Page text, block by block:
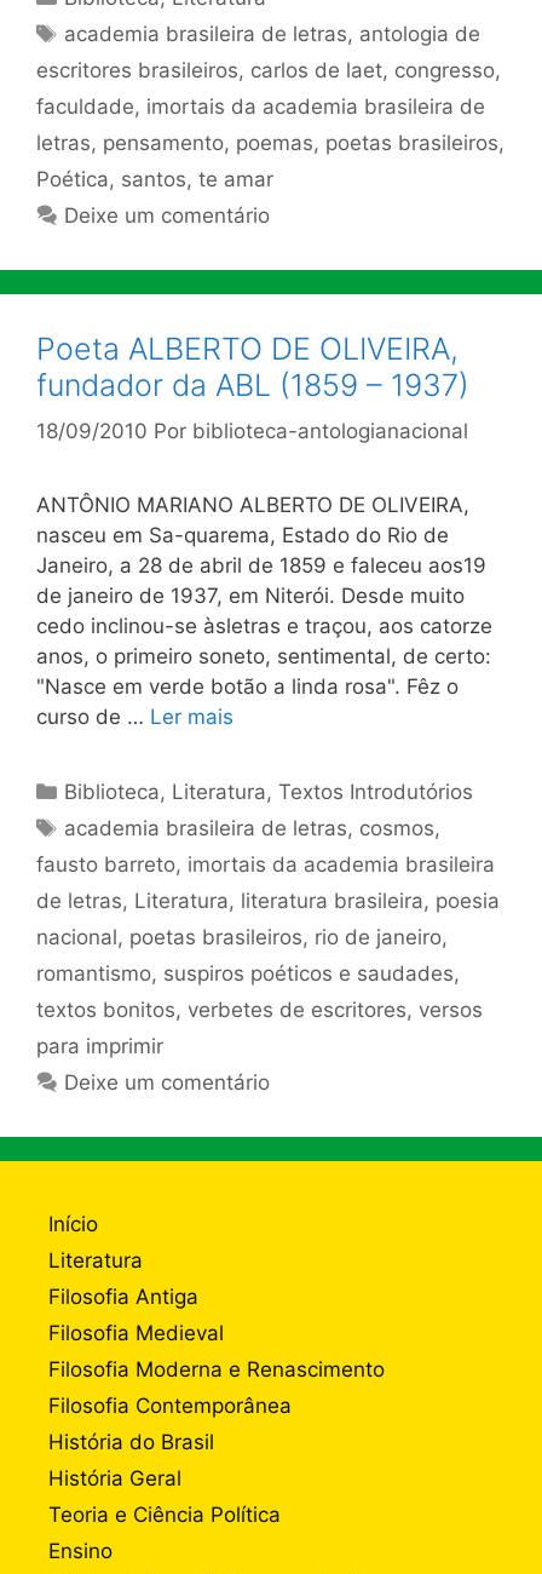
Tags
academia brasileira de letras, antologia de
escritores brasileiros, carlos de laet, congresso,
faculdade, imortais da academia brasileira de
letras, pensamento, poemas, poetas brasileiros,
Poética, santos, te amar
Deixe um comentário
Poeta ALBERTO DE OLIVEIRA,
fundador da ABL (1859 – 1937)
18/09/2010 Por biblioteca-antologianacional
ANTÔNIO MARIANO ALBERTO DE OLIVEIRA,
nasceu em Sa-quarema, Estado do Rio de
Janeiro, a 28 de abril de 1859 e faleceu aos19
de janeiro de 1937, em Niterói. Desde muito
cedo inclinou-se àsletras e traçou, aos catorze
anos, o primeiro soneto, sentimental, de certo:
"Nasce em verde botão a linda rosa". Fêz o
curso de … Ler mais
Categorias
Biblioteca, Literatura,Textos Introdutórios
Tags
academia brasileira de letras, cosmos,
fausto barreto, imortais da academia brasileira
de letras, Literatura, literatura brasileira, poesia
nacional, poetas brasileiros, rio de janeiro,
romantismo, suspiros poéticos e saudades,
textos bonitos, verbetes de escritores, versos
para imprimir
Deixe um comentário
Início
Literatura
Filosofia Antiga
Filosofia Medieval
Filosofia Moderna e Renascimento
Filosofia Contemporânea
História do Brasil
História Geral
Teoria e Ciência Política
Ensino